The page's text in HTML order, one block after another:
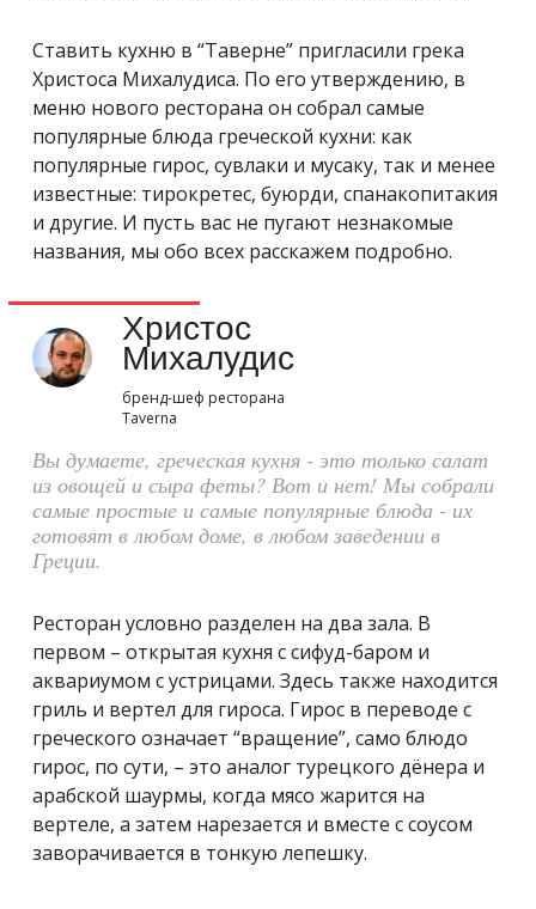
Ставить кухню в “Таверне” пригласили грека
Христоса Михалудиса. По его утверждению, в
меню нового ресторана он собрал самые
популярные блюда греческой кухни: как
популярные гирос, сувлаки и мусаку, так и менее
известные: тирокретес, буюрди, спанакопитакия
и другие. И пусть вас не пугают незнакомые
названия, мы обо всех расскажем подробно.
Христос
Михалудис
бренд-шеф ресторана
Taverna
Вы думаете, греческая кухня - это только салат
из овощей и сыра феты? Вот и нет! Мы собрали
самые простые и самые популярные блюда - их
готовят в любом доме, в любом заведении в
Греции.
Ресторан условно разделен на два зала. В
первом – открытая кухня с сифуд-баром и
аквариумом с устрицами. Здесь также находится
гриль и вертел для гироса. Гирос в переводе с
греческого означает “вращение”, само блюдо
гирос, по сути, – это аналог турецкого дёнера и
арабской шаурмы, когда мясо жарится на
вертеле, а затем нарезается и вместе с соусом
заворачивается в тонкую лепешку.